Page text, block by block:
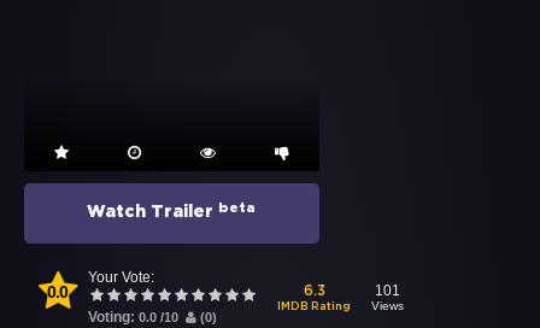
Watch Trailer beta
0.0
Your Vote:
Voting: 0.0 /10 (0)
6.3
IMDB Rating
101
Views